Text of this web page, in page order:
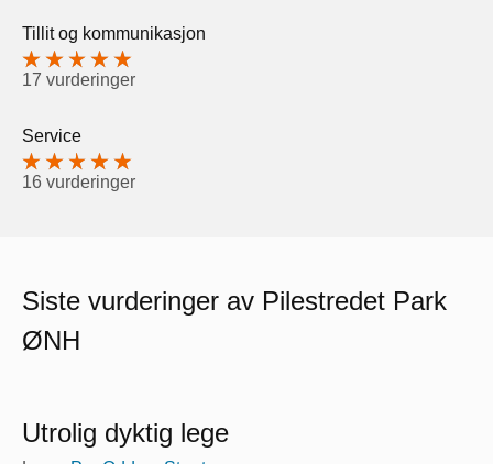
Tillit og kommunikasjon
17 vurderinger
Service
16 vurderinger
Siste vurderinger av Pilestredet Park
ØNH
Utrolig dyktig lege